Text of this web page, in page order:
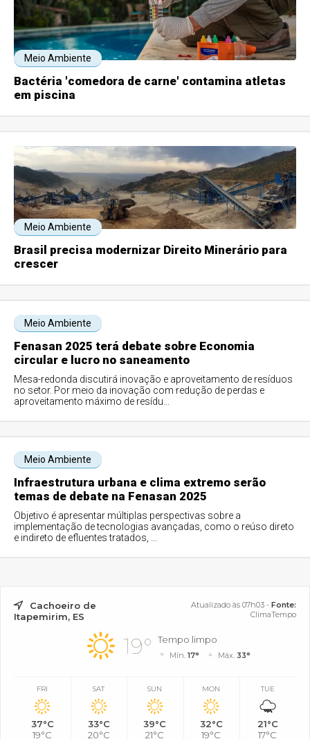
Meio Ambiente
Bactéria 'comedora de carne' contamina atletas
em piscina
Meio Ambiente
Brasil precisa modernizar Direito Minerário para
crescer
Meio Ambiente
Fenasan 2025 terá debate sobre Economia
circular e lucro no saneamento
Mesa-redonda discutirá inovação e aproveitamento de resíduos
no setor. Por meio da inovação com redução de perdas e
aproveitamento máximo de resídu...
Meio Ambiente
Infraestrutura urbana e clima extremo serão
temas de debate na Fenasan 2025
Objetivo é apresentar múltiplas perspectivas sobre a
implementação de tecnologias avançadas, como o reúso direto
e indireto de efluentes tratados, ...
Cachoeiro de
Itapemirim, ES
Atualizado às 07h03 - Fonte:
ClimaTempo
19° Tempo limpo
Mín.17° Máx. 33°
FRI
37°C
19°C
SAT
33°C
20°C
SUN
39°C
21°C
MON
32°C
19°C
TUE
21°C
17°C